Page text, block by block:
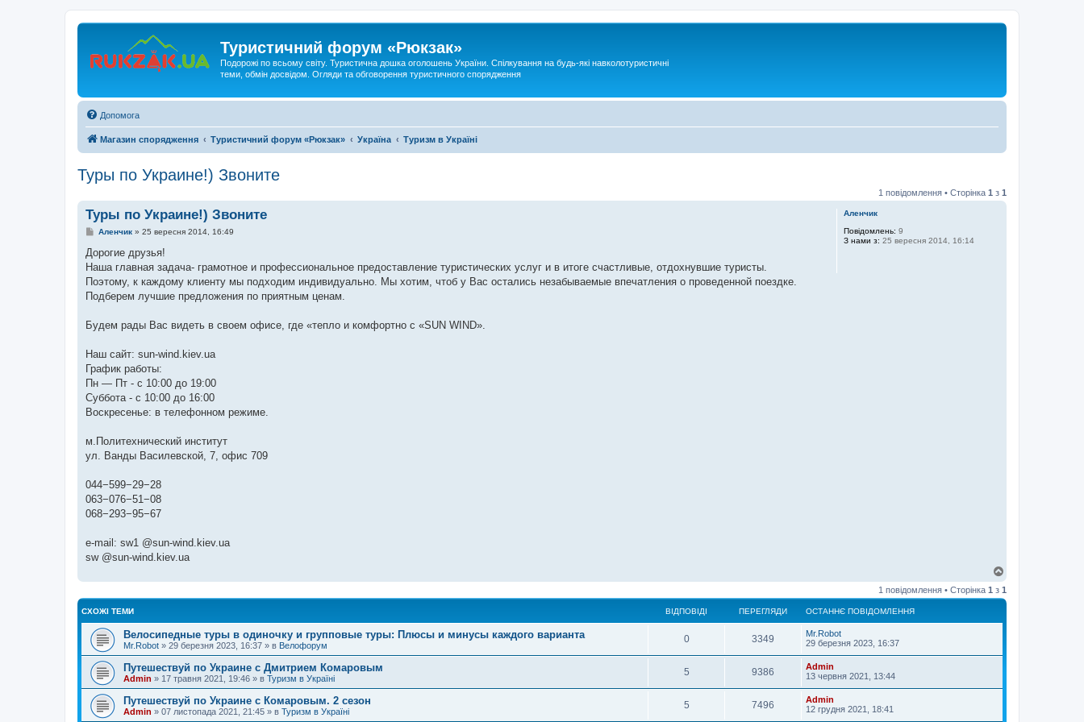
Туристичний форум «Рюкзак»
Подорожі по всьому світу. Туристична дошка оголошень України. Спілкування на будь-які навколотуристичні
теми, обмін досвідом. Огляди та обговорення туристичного спорядження
Допомога
Магазин спорядження Туристичний форум «Рюкзак» Україна Туризм в Україні
Туры по Украине!) Звоните
1 повідомлення • Сторінка 1 з 1
Аленчик
Повідомлень: 9
З нами з: 25 вересня 2014, 16:14
Туры по Украине!) Звоните
П
в
д
о
л
н
Аленчик» 25 вересня 2014, 16:49
Дорогие друзья!
Наша главная задача- грамотное и профессиональное предоставление туристических услуг и в итоге счастливые, отдохнувшие туристы.
Поэтому, к каждому клиенту мы подходим индивидуально. Мы хотим, чтоб у Вас остались незабываемые впечатления о проведенной поездке.
Подберем лучшие предложения по приятным ценам.
Будем рады Вас видеть в своем офисе, где «тепло и комфортно с «SUN WIND».
Наш сайт: sun-wind.kiev.ua
График работы:
Пн — Пт - с 10:00 до 19:00
Суббота - с 10:00 до 16:00
Воскресенье: в телефонном режиме.
м.Политехнический институт
ул. Ванды Василевской, 7, офис 709
044−599−29−28
063−076−51−08
068−293−95−67
e-mail: sw1 @sun-wind.kiev.ua
sw @sun-wind.kiev.ua
г
о
1 повідомлення • Сторінка 1 з 1
СХОЖІ ТЕМИ ВІДПОВІДІ ПЕРЕГЛЯДИ ОСТАННЄ ПОВІДОМЛЕННЯ
Велосипедные туры в одиночку и групповые туры: Плюсы и минусы каждого варианта
Mr.Robot » 29 березня 2023, 16:37 » в Велофорум
0 3349
Mr.Robot
29 березня 2023, 16:37
Путешествуй по Украине с Дмитрием Комаровым
Admin » 17 травня 2021, 19:46 » в Туризм в Україні
5 9386
Admin
13 червня 2021, 13:44
Путешествуй по Украине с Комаровым. 2 сезон
Admin » 07 листопада 2021, 21:45 » в Туризм в Україні
5 7496
Admin
12 грудня 2021, 18:41